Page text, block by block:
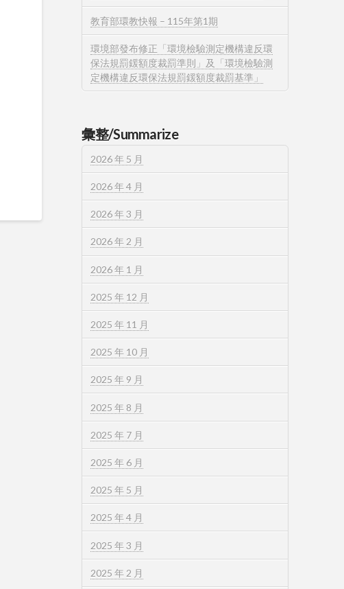
教育部環教快報 – 115年第1期
環境部發布修正「環境檢驗測定機構違反環
保法規罰鍰額度裁罰準則」及「環境檢驗測
定機構違反環保法規罰鍰額度裁罰基準」
彙整/Summarize
2026 年 5 月
2026 年 4 月
2026 年 3 月
2026 年 2 月
2026 年 1 月
2025 年 12 月
2025 年 11 月
2025 年 10 月
2025 年 9 月
2025 年 8 月
2025 年 7 月
2025 年 6 月
2025 年 5 月
2025 年 4 月
2025 年 3 月
2025 年 2 月